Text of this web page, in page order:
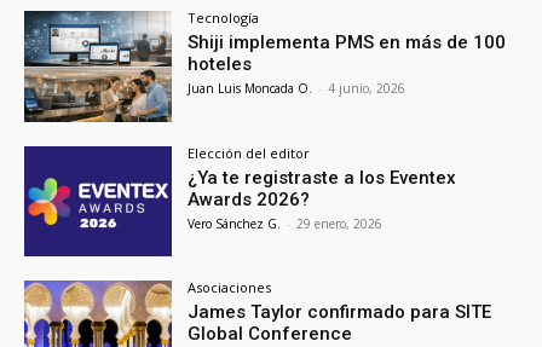
Tecnología
Shiji implementa PMS en más de 100
hoteles
Juan Luis Moncada O. - 4 junio, 2026
Elección del editor
¿Ya te registraste a los Eventex
Awards 2026?
Vero Sánchez G. - 29 enero, 2026
Asociaciones
James Taylor confirmado para SITE
Global Conference